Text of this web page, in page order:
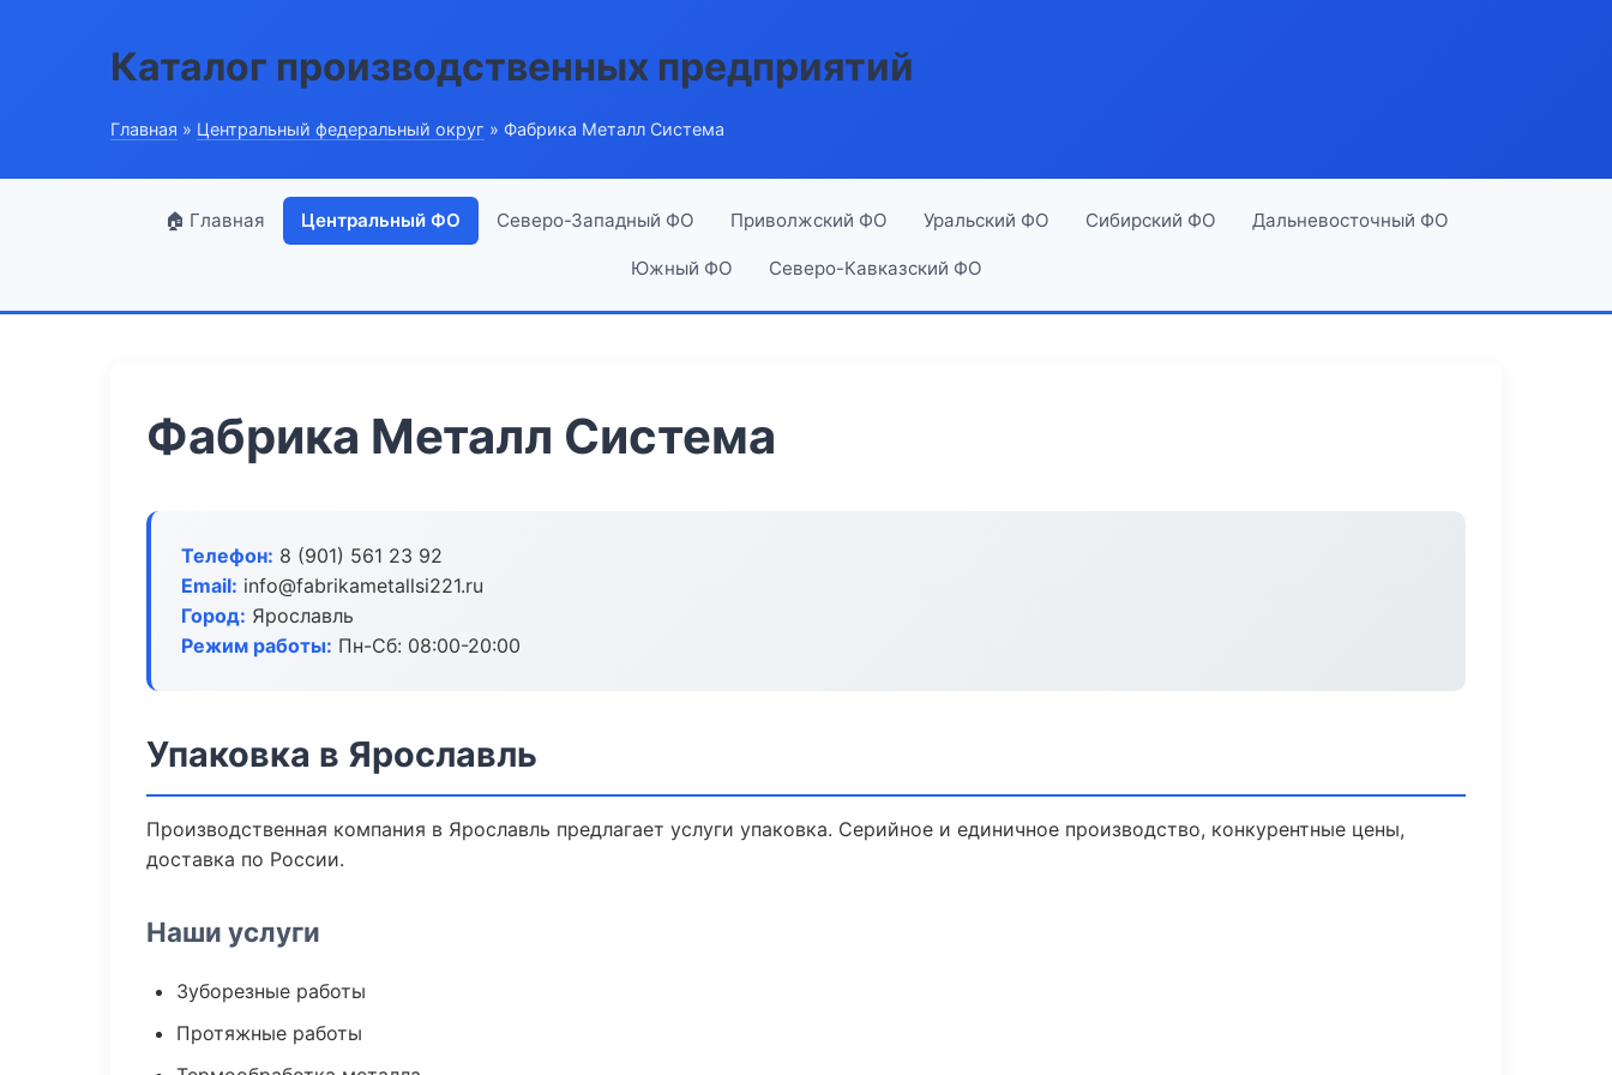
Каталог производственных предприятий
Главная » Центральный федеральный округ » Фабрика Металл Система
🏠 Главная Центральный ФО Северо-Западный ФО Приволжский ФО Уральский ФО Сибирский ФО Дальневосточный ФО
Южный ФО Северо-Кавказский ФО
Фабрика Металл Система
Телефон: 8 (901) 561 23 92
Email: info@fabrikametallsi221.ru
Город: Ярославль
Режим работы: Пн-Сб: 08:00-20:00
Упаковка в Ярославль
Производственная компания в Ярославль предлагает услуги упаковка. Серийное и единичное производство, конкурентные цены,
доставка по России.
Наши услуги
Зуборезные работы
Протяжные работы